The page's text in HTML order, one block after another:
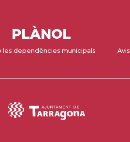
PLÀNOL
les dependències municipals